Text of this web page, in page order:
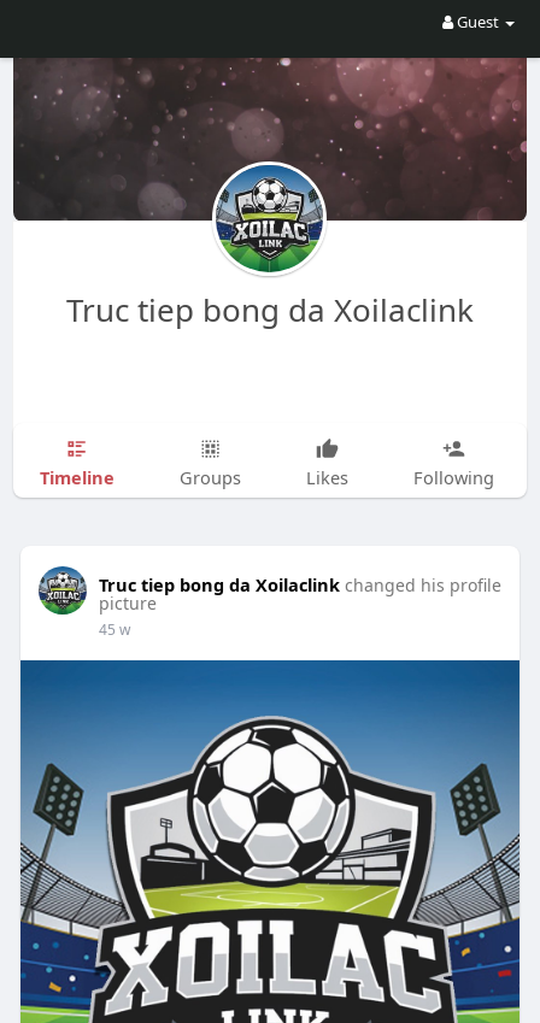
Guest
Truc tiep bong da Xoilaclink
Timeline Groups Likes Following
Truc tiep bong da Xoilaclink changed his profile
picture
45 w